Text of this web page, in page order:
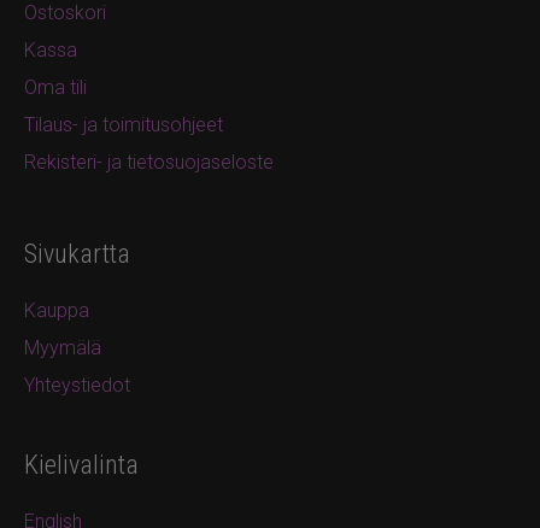
Ostoskori
Kassa
Oma tili
Tilaus- ja toimitusohjeet
Rekisteri- ja tietosuojaseloste
Sivukartta
Kauppa
Myymälä
Yhteystiedot
Kielivalinta
English